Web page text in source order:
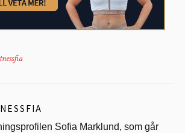
Sofia Marklund, som går